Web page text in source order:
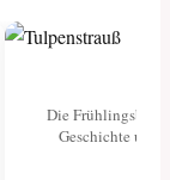
Die
Geschichte und